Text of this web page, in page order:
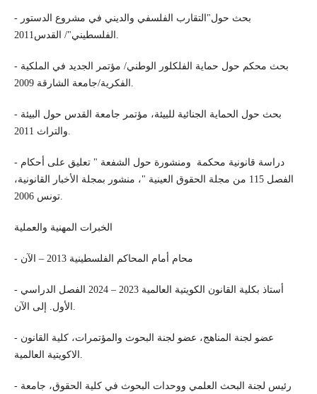
- بحث حول"التقارب الفلسفي والديني في مشروع الدستور
- بحث محكم حول حماية الفلكلور الوطني/ مؤتمر الجديد في الملكية
- بحث حول الحماية الجنائية للبيئة، مؤتمر جامعة القدس حول البيئة
- دراسة قانونية محكمة ومنشورة حول الشفعة " تعليق على أحكام
الفصل 115 من مجلة الحقوق العينية "، منشور بمجلة الأخبار القانونية،
تونس 2006.
الخبرات المهنية والعملية
- محام أمام المحاكم الفلسطينية 2013 – الآن
- أستاذ بكلية القانون الكويتية العالمية 2023 – 2024 الفصل الدراسي
- عضو لجنة المناهج، عضو لجنة البحوث والمؤتمرات، كلية القانون
- رئيس لجنة البحث العلمي ووحدات البحوث في كلية الحقوق، جامعة